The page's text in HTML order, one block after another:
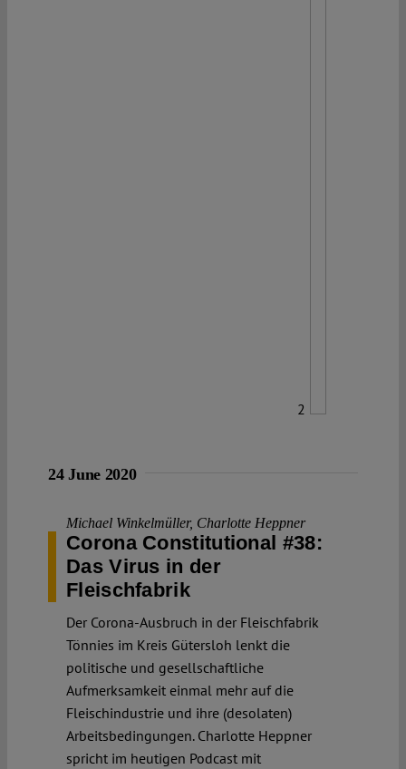
2
24 June 2020
Michael Winkelmüller, Charlotte Heppner
Corona Constitutional #38:
Das Virus in der
Fleischfabrik
Der Corona-Ausbruch in der Fleischfabrik
Tönnies im Kreis Gütersloh lenkt die
politische und gesellschaftliche
Aufmerksamkeit einmal mehr auf die
Fleischindustrie und ihre (desolaten)
Arbeitsbedingungen. Charlotte Heppner
spricht im heutigen Podcast mit